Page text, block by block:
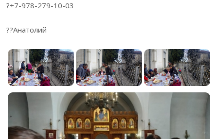
?+7-978-279-10-03
??Анатолий